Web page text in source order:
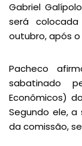
Gabriel
será
outubro, após
Pacheco
sabatinado
Econômicos)
Segundo ele,
da comissão,